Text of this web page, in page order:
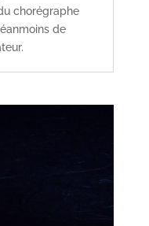
chorégraphe
de